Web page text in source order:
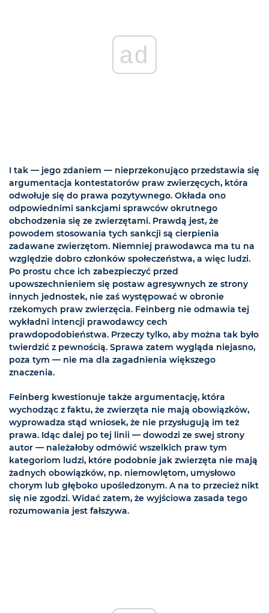
ad
I tak — jego zdaniem — nieprzekonująco przedstawia się
argumentacja kontestatorów praw zwierzęcych, która
odwołuje się do prawa pozytywnego. Okłada ono
odpowiednimi sankcjami sprawców okrutnego
obchodzenia się ze zwierzętami. Prawdą jest, że
powodem stosowania tych sankcji są cierpienia
zadawane zwierzętom. Niemniej prawodawca ma tu na
względzie dobro członków społeczeństwa, a więc ludzi.
Po prostu chce ich zabezpieczyć przed
upowszechnieniem się postaw agresywnych ze strony
innych jednostek, nie zaś występować w obronie
rzekomych praw zwierzęcia. Feinberg nie odmawia tej
wykładni intencji prawodawcy cech
prawdopodobieństwa. Przeczy tylko, aby można tak było
twierdzić z pewnością. Sprawa zatem wygląda niejasno,
poza tym — nie ma dla zagadnienia większego
znaczenia.
Feinberg kwestionuje także argumentację, która
wychodząc z faktu, że zwierzęta nie mają obowiązków,
wyprowadza stąd wniosek, że nie przysługują im też
prawa. Idąc dalej po tej linii — dowodzi ze swej strony
autor — należałoby odmówić wszelkich praw tym
kategoriom ludzi, które podobnie jak zwierzęta nie mają
żadnych obowiązków, np. niemowlętom, umysłowo
chorym lub głęboko upośledzonym. A na to przecież nikt
się nie zgodzi. Widać zatem, że wyjściowa zasada tego
rozumowania jest fałszywa.